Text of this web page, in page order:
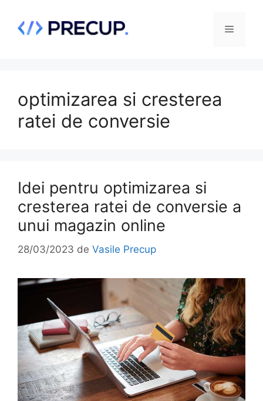
conținut
Meniu
optimizarea si cresterea
ratei de conversie
Idei pentru optimizarea si
cresterea ratei de conversie a
unui magazin online
28/03/2023 de Vasile Precup